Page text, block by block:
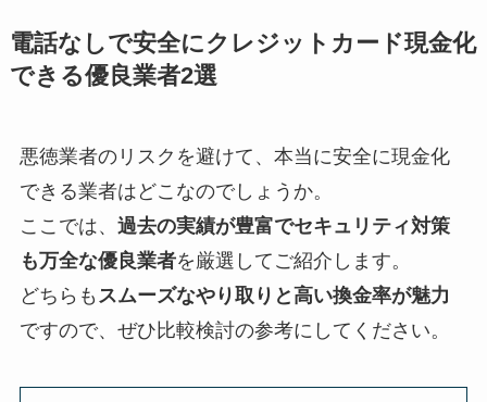
電話なしで安全にクレジットカード現金化
できる優良業者2選
悪徳業者のリスクを避けて、本当に安全に現金化
できる業者はどこなのでしょうか。
ここでは、 過去の実績が豊富でセキュリティ対策
も万全な優良業者を厳選してご紹介します。
どちらも スムーズなやり取りと高い換金率が魅力
ですので、ぜひ比較検討の参考にしてください。